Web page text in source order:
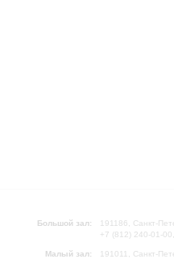
Большой зал:
191186, Санкт-
+7 (812) 240-01-
Малый зал:
191011, Санкт-